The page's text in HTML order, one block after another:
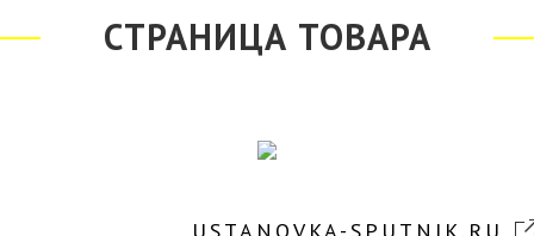
СТРАНИЦА ТОВАРА
USTANOVKA-SPUTNIK.RU